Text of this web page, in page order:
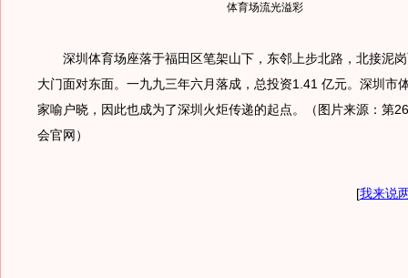
体育场流光溢彩
深圳体育场座落于福田区笔架山下，东邻上步北路，北接泥岗
大门面对东面。一九九三年六月落成，总投资1.41 亿元。深圳市
家喻户晓，因此也成为了深圳火炬传递的起点。（图片来源：第
会官网）
[我来说